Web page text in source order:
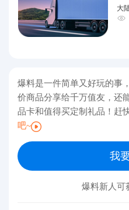
大
爆料是一件简单又好玩的事
价商品分享给千万值友，还
品卡和值得买定制礼品！赶
吧~
我
爆料新人可